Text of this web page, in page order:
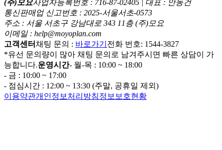
(주)모요사업자등록번호 : 716-87-02405 | 대표 : 안동건
통신판매업 신고번호 : 2025-서울서초-0573
주소 : 서울 서초구 강남대로 343 11층 (주)모요
이메일 : help@moyoplan.com
고객센터채팅 문의 : 바로가기 전화 번호: 1544-3827
*유선 문의량이 많아 채팅 문의로 남겨주시면 빠른 상담이 가
능합니다.운영시간- 월-목 : 10:00 ~ 18:00
- 금 : 10:00 ~ 17:00
- 점심시간 : 12:00 ~ 13:30 (주말, 공휴일 제외)
이용약관개인정보처리방침정보보호현황